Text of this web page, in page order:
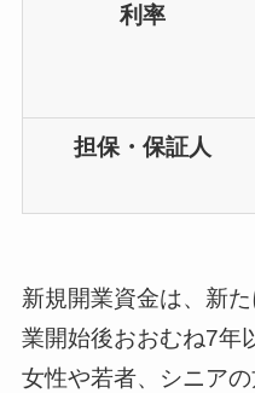
利率
担保・保証人
新規開業資金は、新
業開始後おおむね7年
女性や若者、シニア